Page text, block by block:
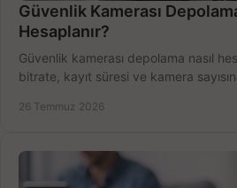
Güvenlik Kamerası
Hesaplanır?
Güvenlik kamerası depolama nasıl
bitrate, kayıt süresi ve kamera
26 Temmuz 2026